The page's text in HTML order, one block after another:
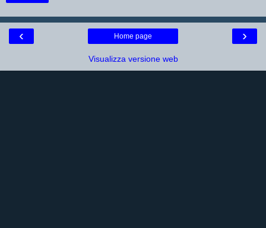
‹ ›
Home page
Visualizza versione web